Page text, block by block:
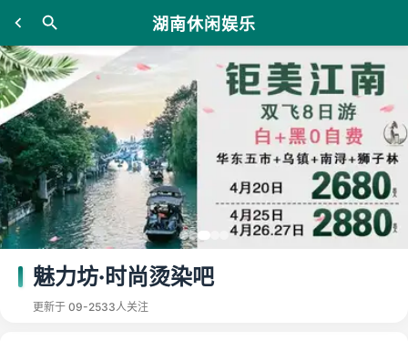
湖南休闲娱乐
魅力坊·时尚烫染吧
更新于 09-2533人关注